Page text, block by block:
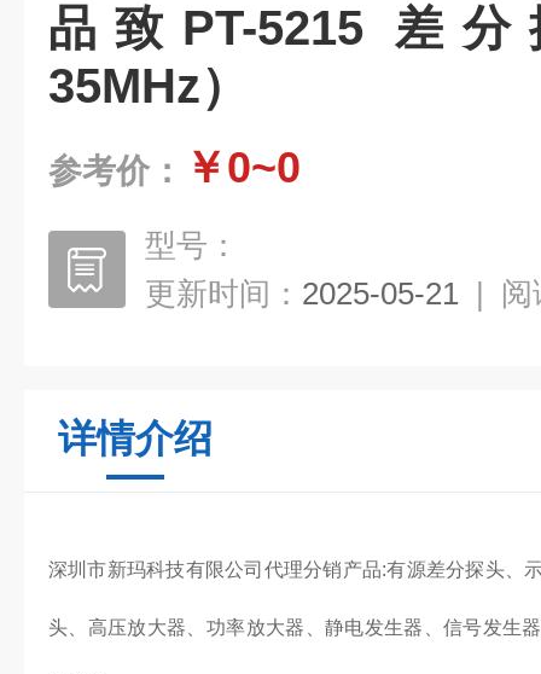
品致PT-5215 差
35MHz）
参考价： ￥0~0
型号：
更新时间： 2025-05-21 | 阅
详情介绍
深圳市新玛科技有限公司代理分销产品:有源差分探头、
头、高压放大器、功率放大器、静电发生器、信号发生